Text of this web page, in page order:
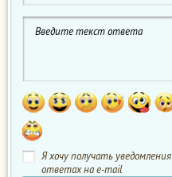
Я хочу получать
ответах на e-mail